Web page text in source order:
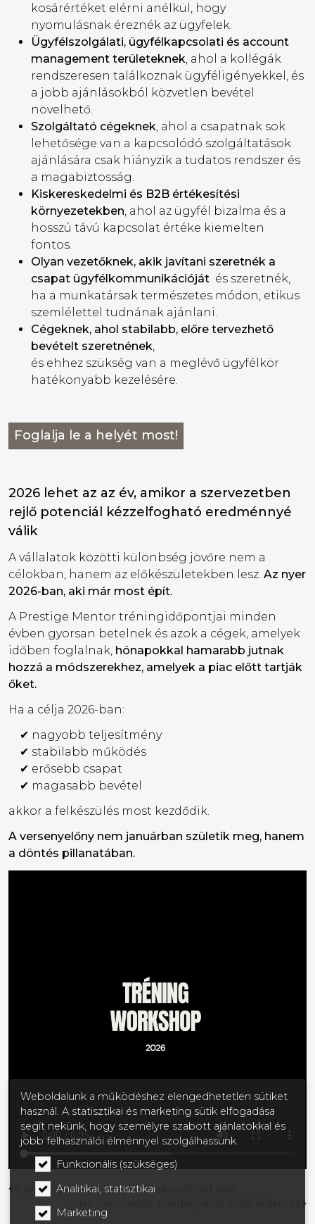
kosárértéket elérni anélkül, hogy
nyomulásnak éreznék az ügyfelek.
Ügyfélszolgálati, ügyfélkapcsolati és account
management területeknek , ahol a kollégák
rendszeresen találkoznak ügyféligényekkel, és
a jobb ajánlásokból közvetlen bevétel
növelhető.
Szolgáltató cégeknek , ahol a csapatnak sok
lehetősége van a kapcsolódó szolgáltatások
ajánlására csak hiányzik a tudatos rendszer és
a magabiztosság.
Kiskereskedelmi és B2B értékesítési
környezetekben , ahol az ügyfél bizalma és a
hosszú távú kapcsolat értéke kiemelten
fontos.
Olyan vezetőknek, akik javítani szeretnék a
csapat ügyfélkommunikációját és szeretnék,
ha a munkatársak természetes módon, etikus
szemlélettel tudnának ajánlani.
Cégeknek, ahol stabilabb, előre tervezhető
bevételt szeretnének
és ehhez szükség van a meglévő ügyfélkör
hatékonyabb kezelésére.
Foglalja le a helyét most!
2026 lehet az az év, amikor a szervezetben
rejlő potenciál kézzelfogható eredménnyé
válik
A vállalatok közötti különbség jövőre nem a
célokban, hanem az előkészületekben lesz. Az nyer
2026-ban, aki már most épít.
A Prestige Mentor tréningidőpontjai minden
évben gyorsan betelnek és azok a cégek, amelyek
időben foglalnak, hónapokkal hamarabb jutnak
hozzá a módszerekhez, amelyek a piac előtt tartják
őket.
Ha a célja 2026-ban:
✔ nagyobb teljesítmény
✔ stabilabb működés
✔ erősebb csapat
✔ magasabb bevétel
akkor a felkészülés most kezdődik.
A versenyelőny nem januárban születik meg, hanem
a döntés pillanatában.
5 jel, hogy a cége szervezetfejlesztésért kiált
Weboldalunk a működéshez elengedhetetlen sütiket
használ. A statisztikai és marketing sütik elfogadása
segít nekünk, hogy személyre szabott ajánlatokkal és
jobb felhasználói élménnyel szolgálhassunk.
Funkcionális (szükséges)
Analitikai, statisztikai
Marketing